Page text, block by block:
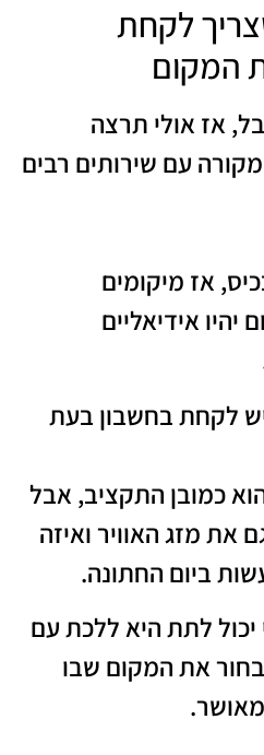
לקחת
המקום
אז אולי תרצה
עם שירותים רבים
אז מיקומים
יהיו אידיאליים
לקחת בחשבון בעת
כמובן התקציב, אבל
את מזג האוויר ואיזה
ביום החתונה.
לתת היא ללכת עם
את המקום שבו